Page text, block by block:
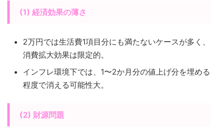
(1) 経済効果の薄さ
2万円では生活費1項目分にも満たないケースが多く、
消費拡大効果は限定的。
インフレ環境下では、1〜2か月分の値上げ分を埋める
程度で消える可能性大。
(2) 財源問題